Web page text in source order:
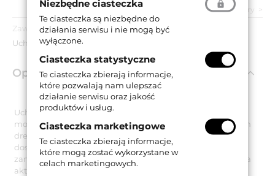
zobacz wszystkie parametry
Zawartość opakowania:
Uchwyt drzwiowy, wkręty do drewna.
Opis produktu
Uchwyt drzwiowy o rozstawie 240 mm, dedykowany do
montażu jednostronnego na śruby przelotowe na drzwiach
drewnianych. Posiada szeroką rękojeść dzięki czemu
doskonale leży w dłoni, zapewniając wygodne otwieranie i
zamykanie drzwi. Co równie ważne jego design odpowiada
aktualnie obowiązującym trendom. Model Margherita to
Niezbędne ciasteczka
Te ciasteczka są niezbędne do
działania serwisu i nie mogą być
wyłączone.
Ciasteczka statystyczne
Te ciasteczka zbierają informacje,
które pozwalają nam ulepszać
działanie serwisu oraz jakość
produktów i usług.
Ciasteczka marketingowe
Te ciasteczka zbierają informacje,
które mogą zostać wykorzystane w
celach marketingowych.